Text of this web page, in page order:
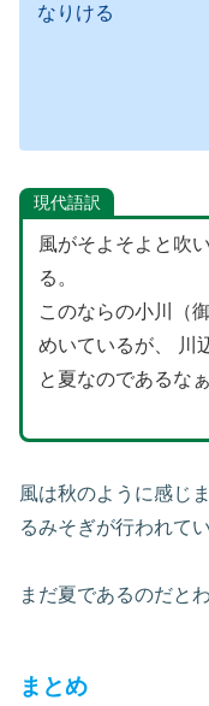
なりける
現代語訳
風がそよそよと吹
る。
このならの小川（
めいているが、 川
と夏なのであるなぁ
風は秋のように感じ
るみそぎが行われて
まだ夏であるのだと
まとめ